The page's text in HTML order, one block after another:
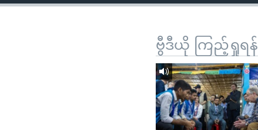
ဗွီဒီယို ကြည့်ရှုရန်